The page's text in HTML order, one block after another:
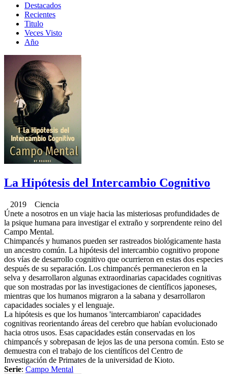
Destacados
Recientes
Titulo
Veces Visto
Año
La Hipótesis del Intercambio Cognitivo
2019 Ciencia
Únete a nosotros en un viaje hacia las misteriosas profundidades de
la psique humana para investigar el extraño y sorprendente reino del
Campo Mental.
Chimpancés y humanos pueden ser rastreados biológicamente hasta
un ancestro común. La hipótesis del intercambio cognitivo propone
dos vías de desarrollo cognitivo que ocurrieron en estas dos especies
después de su separación. Los chimpancés permanecieron en la
selva y desarrollaron algunas extraordinarias capacidades cognitivas
que son mostradas por las investigaciones de científicos japoneses,
mientras que los humanos migraron a la sabana y desarrollaron
capacidades sociales y el lenguaje.
La hipótesis es que los humanos 'intercambiaron' capacidades
cognitivas reorientando áreas del cerebro que habían evolucionado
hacia otros usos. Esas capacidades están conservadas en los
chimpancés y sobrepasan de lejos las de una persona común. Esto se
demuestra con el trabajo de los científicos del Centro de
Investigación de Primates de la universidad de Kioto.
Serie: Campo Mental